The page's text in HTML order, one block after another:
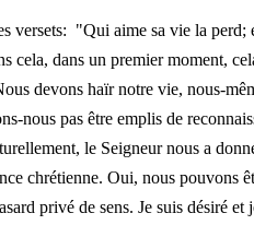
versets: "Qui aime sa vie la perd;
cela, dans un premier moment,
devons haïr notre vie, nous-
nous pas être emplis de
le Seigneur nous a
chrétienne. Oui, nous pouvons
privé de sens. Je suis désiré et